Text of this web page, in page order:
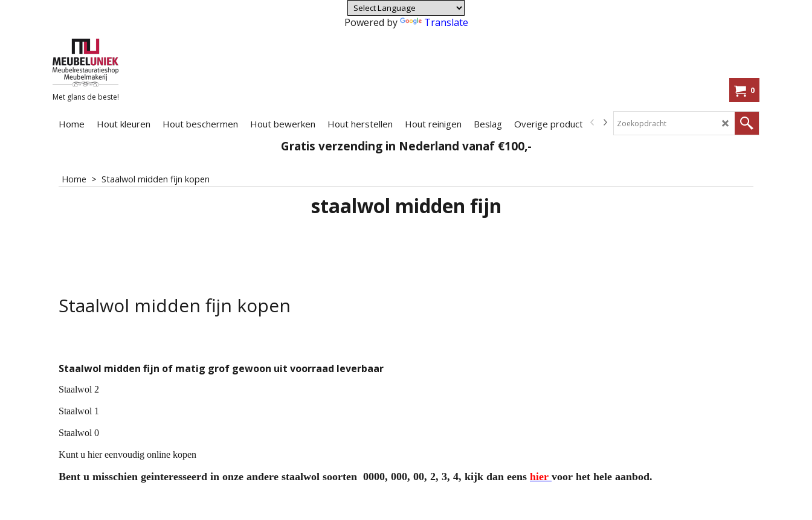
Powered by Translate
Met glans de beste!
0
Home Hout kleuren Hout beschermen Hout bewerken Hout herstellen Hout reinigen Beslag Overige producten In de aanbieding! Kennisbank Shoppen op
Gratis verzending in Nederland vanaf €100,-
Home > Staalwol midden fijn kopen
staalwol midden fijn
Staalwol midden fijn kopen
Staalwol midden fijn of matig grof gewoon uit voorraad leverbaar
Staalwol 2
Staalwol 1
Staalwol 0
Kunt u hier eenvoudig online kopen
Bent u misschien geinteresseerd in onze andere staalwol soorten 0000, 000, 00, 2, 3, 4, kijk dan eens hier voor het hele aanbod.